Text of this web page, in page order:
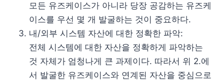
모든 유즈케이스가 아니라 당장 공감하는 유즈케
이스를 우선 몇 개 발굴하는 것이 중요하다.
내/외부 시스템 자산에 대한 정확한 파악:
전체 시스템에 대한 자산을 정확하게 파악하는
것 자체가 엄청나게 큰 과제이다. 따라서 위 2.에
서 발굴한 유즈케이스와 연계된 자산을 중심으로